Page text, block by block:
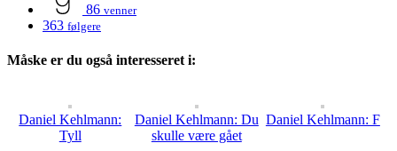
86 venner
363 følgere
Måske er du også interesseret i:
Daniel Kehlmann:
Tyll
Daniel Kehlmann: Du
skulle være gået
Daniel Kehlmann: F